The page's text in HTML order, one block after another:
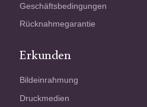
Geschäftsbedingungen
Rücknahmegarantie
Erkunden
Bildeinrahmung
Druckmedien